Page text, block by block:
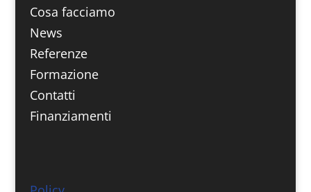
Cosa facciamo
News
Referenze
Formazione
Contatti
Finanziamenti